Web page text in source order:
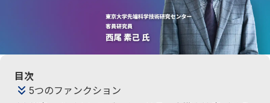
目次
5つのファンクション